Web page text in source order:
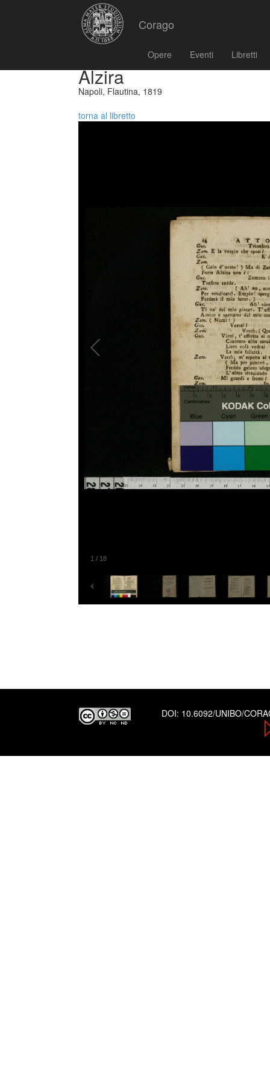
Corago
Opere Eventi Libretti
Alzira
Napoli, Flautina, 1819
torna al libretto
1 / 18
DOI: 10.6092/UNIBO/